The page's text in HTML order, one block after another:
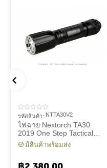
รหัสสินค้า: NTTA30V2
ไฟฉาย Nextorch TA30
2019 One Step Tactical
Flashlight 1300 Lumens
มีสินค้าพร้อมส่ง